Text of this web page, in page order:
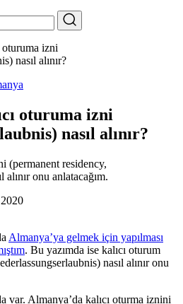
oturuma izni
nasıl alınır?
(permanent residency,
onu anlatacağım.
Almanya’ya gelmek için yapılması
. Bu yazımda ise kalıcı oturum
nasıl alınır onu
var. Almanya’da kalıcı oturma iznini